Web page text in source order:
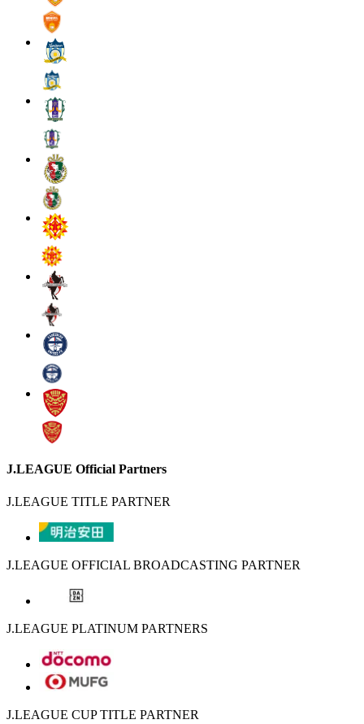
J.LEAGUE Official Partners
J.LEAGUE TITLE PARTNER
J.LEAGUE OFFICIAL BROADCASTING PARTNER
J.LEAGUE PLATINUM PARTNERS
J.LEAGUE CUP TITLE PARTNER